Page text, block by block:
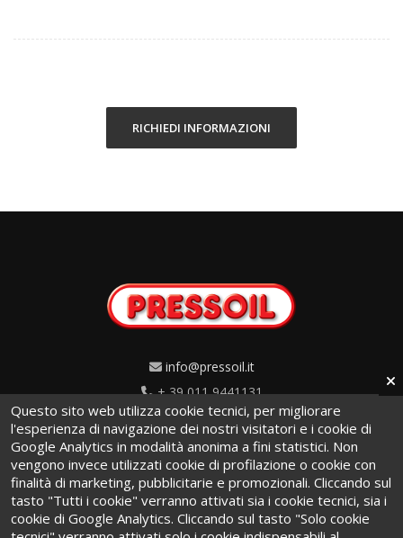
RICHIEDI INFORMAZIONI
info@pressoil.it
+ 39 011 9441131
Via Cavaglià, 7 - 10020
Cambiano (TO) · Italy
Questo sito web utilizza cookie tecnici, per migliorare
l'esperienza di navigazione dei nostri visitatori e i cookie di
Google Analytics in modalità anonima a fini statistici. Non
vengono invece utilizzati cookie di profilazione o cookie con
finalità di marketing, pubblicitarie e promozionali. Cliccando sul
tasto "Tutti i cookie" verranno attivati sia i cookie tecnici, sia i
cookie di Google Analytics. Cliccando sul tasto "Solo cookie